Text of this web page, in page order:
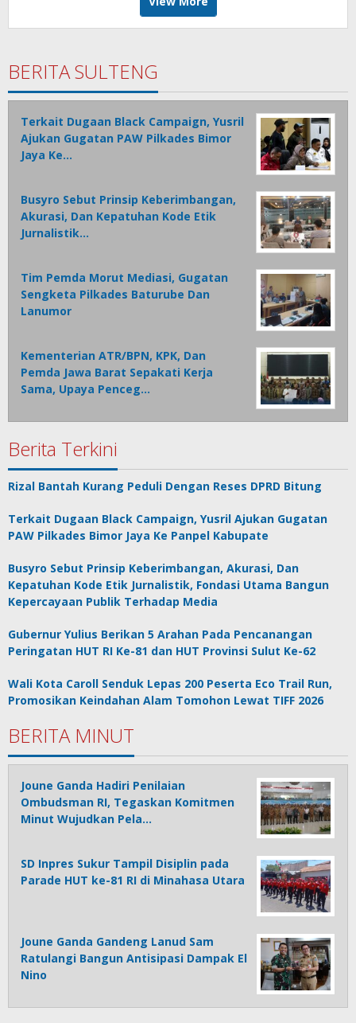
BERITA SULTENG
Terkait Dugaan Black Campaign, Yusril
Ajukan Gugatan PAW Pilkades Bimor
Jaya Ke…
Busyro Sebut Prinsip Keberimbangan,
Akurasi, Dan Kepatuhan Kode Etik
Jurnalistik…
Tim Pemda Morut Mediasi, Gugatan
Sengketa Pilkades Baturube Dan
Lanumor
Kementerian ATR/BPN, KPK, Dan
Pemda Jawa Barat Sepakati Kerja
Sama, Upaya Penceg…
Berita Terkini
Rizal Bantah Kurang Peduli Dengan Reses DPRD Bitung
Terkait Dugaan Black Campaign, Yusril Ajukan Gugatan
PAW Pilkades Bimor Jaya Ke Panpel Kabupate
Busyro Sebut Prinsip Keberimbangan, Akurasi, Dan
Kepatuhan Kode Etik Jurnalistik, Fondasi Utama Bangun
Kepercayaan Publik Terhadap Media
Gubernur Yulius Berikan 5 Arahan Pada Pencanangan
Peringatan HUT RI Ke-81 dan HUT Provinsi Sulut Ke-62
Wali Kota Caroll Senduk Lepas 200 Peserta Eco Trail Run,
Promosikan Keindahan Alam Tomohon Lewat TIFF 2026
BERITA MINUT
Joune Ganda Hadiri Penilaian
Ombudsman RI, Tegaskan Komitmen
Minut Wujudkan Pela…
SD Inpres Sukur Tampil Disiplin pada
Parade HUT ke-81 RI di Minahasa Utara
Joune Ganda Gandeng Lanud Sam
Ratulangi Bangun Antisipasi Dampak El
Nino